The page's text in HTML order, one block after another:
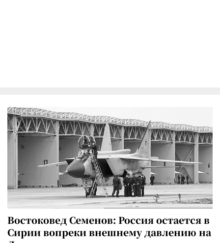
Востоковед Семенов: Россия остается в
Сирии вопреки внешнему давлению на